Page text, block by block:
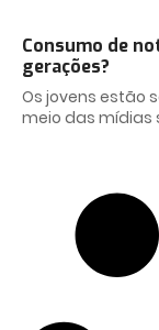
Consumo de
gerações?
Os jovens estão
meio das mídias